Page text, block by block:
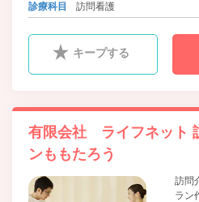
診療科目
訪問看護
キープする
有限会社 ライフネット
ンももたろう
訪問
ラン